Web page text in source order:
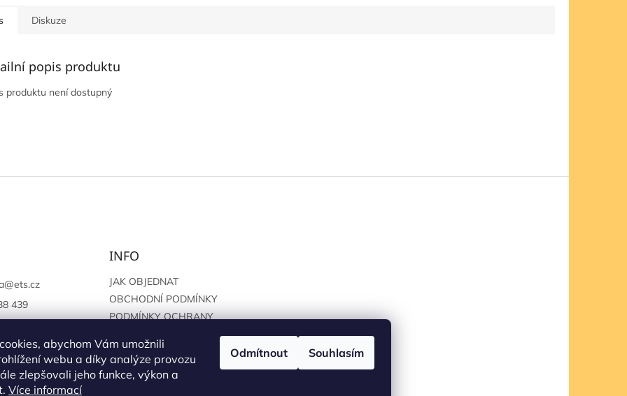
abychom Vám umožnili
webu a díky analýze provozu
zlepšovali jeho funkce, výkon a
Více informací
Odmítnout Souhlasím
Diskuze
popis produktu
produktu není dostupný
@ets.cz
439
INFO
JAK OBJEDNAT
OBCHODNÍ PODMÍNKY
PODMÍNKY OCHRANY